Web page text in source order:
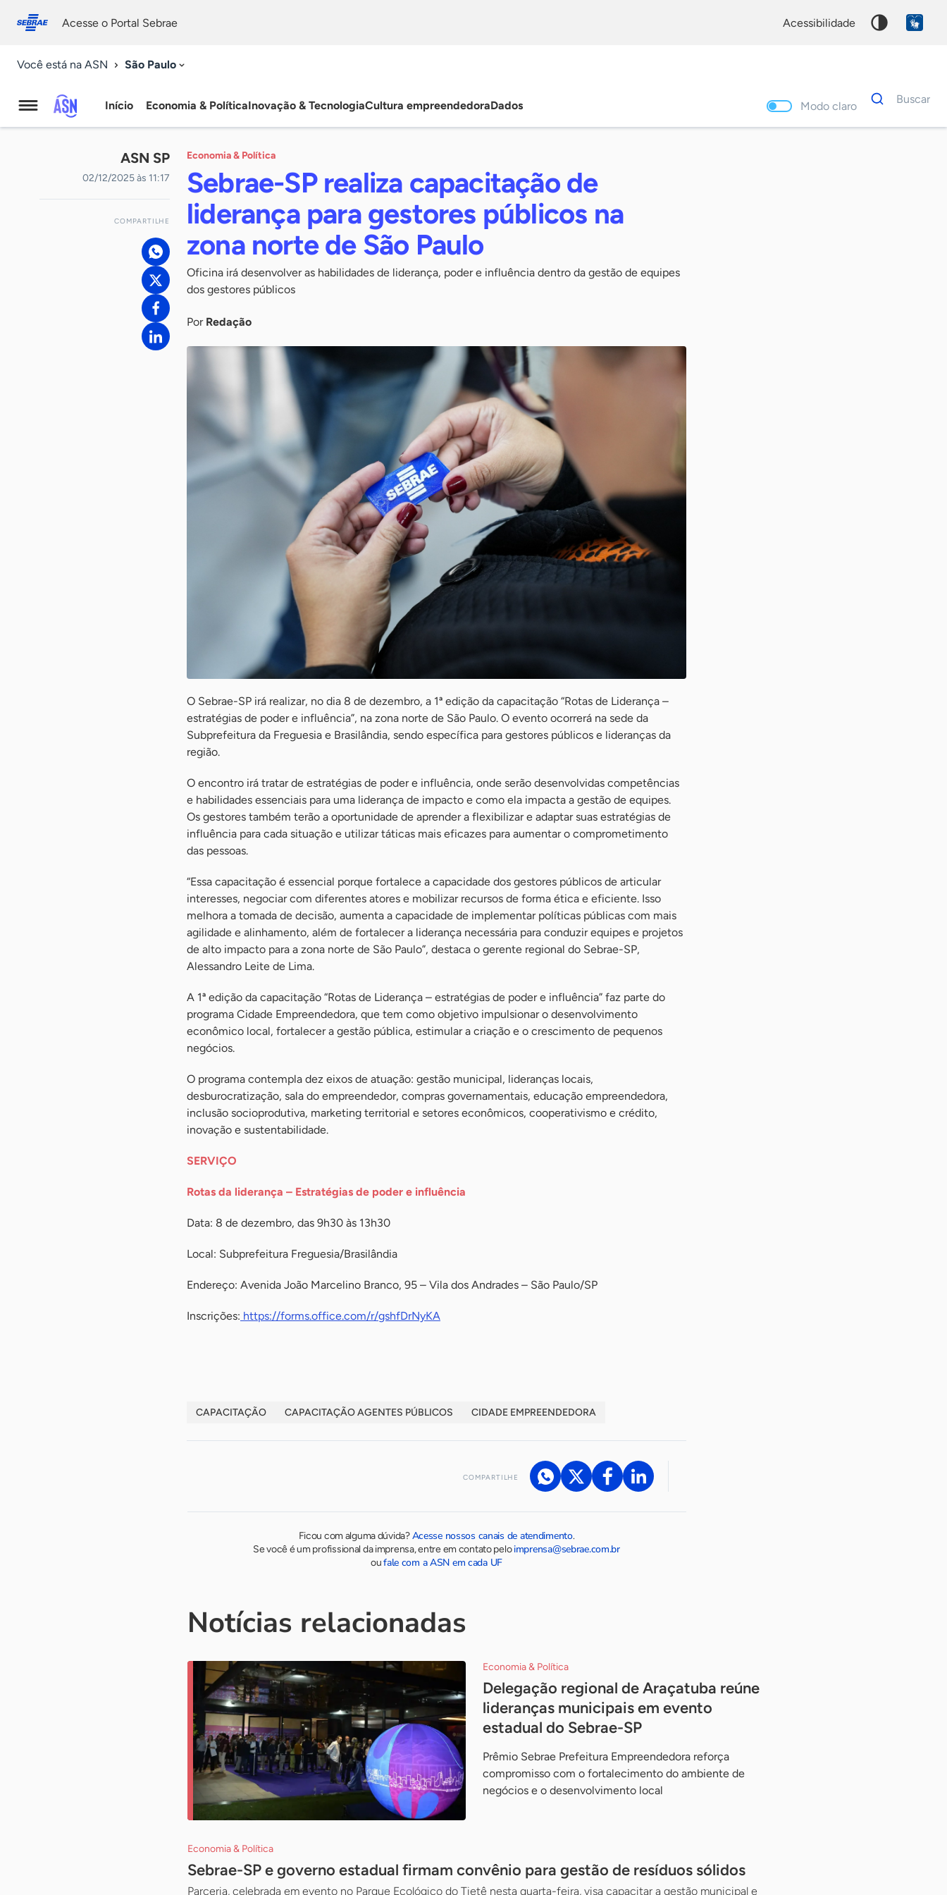
conosco
Acesse o Portal Sebrae acessibilidade
Você está na ASN São Paulo
Agência
Sebrae
Notícias
Início Economia & PolíticaInovação & TecnologiaCultura empreendedoraDados Modo claro
Dados
para
Buscar
ASN SP
02/12/2025 às 11:17
COMPARTILHE
Economia & Política
Sebrae-SP realiza capacitação de
liderança para gestores públicos na
zona norte de São Paulo
Oficina irá desenvolver as habilidades de liderança, poder e influência dentro da gestão de equipes
dos gestores públicos
Por Redação
O Sebrae-SP irá realizar, no dia 8 de dezembro, a 1ª edição da capacitação “Rotas de Liderança –
estratégias de poder e influência”, na zona norte de São Paulo. O evento ocorrerá na sede da
Subprefeitura da Freguesia e Brasilândia, sendo específica para gestores públicos e lideranças da
região.
O encontro irá tratar de estratégias de poder e influência, onde serão desenvolvidas competências
e habilidades essenciais para uma liderança de impacto e como ela impacta a gestão de equipes.
Os gestores também terão a oportunidade de aprender a flexibilizar e adaptar suas estratégias de
influência para cada situação e utilizar táticas mais eficazes para aumentar o comprometimento
das pessoas.
“Essa capacitação é essencial porque fortalece a capacidade dos gestores públicos de articular
interesses, negociar com diferentes atores e mobilizar recursos de forma ética e eficiente. Isso
melhora a tomada de decisão, aumenta a capacidade de implementar políticas públicas com mais
agilidade e alinhamento, além de fortalecer a liderança necessária para conduzir equipes e projetos
de alto impacto para a zona norte de São Paulo”, destaca o gerente regional do Sebrae-SP,
Alessandro Leite de Lima.
A 1ª edição da capacitação “Rotas de Liderança – estratégias de poder e influência” faz parte do
programa Cidade Empreendedora, que tem como objetivo impulsionar o desenvolvimento
econômico local, fortalecer a gestão pública, estimular a criação e o crescimento de pequenos
negócios.
O programa contempla dez eixos de atuação: gestão municipal, lideranças locais,
desburocratização, sala do empreendedor, compras governamentais, educação empreendedora,
inclusão socioprodutiva, marketing territorial e setores econômicos, cooperativismo e crédito,
inovação e sustentabilidade.
SERVIÇO
Rotas da liderança – Estratégias de poder e influência
Data: 8 de dezembro, das 9h30 às 13h30
Local: Subprefeitura Freguesia/Brasilândia
Endereço: Avenida João Marcelino Branco, 95 – Vila dos Andrades – São Paulo/SP
Inscrições: https://forms.office.com/r/gshfDrNyKA
CAPACITAÇÃO CAPACITAÇÃO AGENTES PÚBLICOS CIDADE EMPREENDEDORA
COMPARTILHE
Ficou com alguma dúvida?Acesse nossos canais de atendimento.
Se você é um profissional da imprensa, entre em contato peloimprensa@sebrae.com.br
oufale com a ASN em cada UF
Notícias relacionadas
Economia & Política
Delegação regional de Araçatuba reúne
lideranças municipais em evento
estadual do Sebrae-SP
Prêmio Sebrae Prefeitura Empreendedora reforça
compromisso com o fortalecimento do ambiente de
negócios e o desenvolvimento local
Economia & Política
Sebrae-SP e governo estadual firmam convênio para gestão de resíduos sólidos
Parceria, celebrada em evento no Parque Ecológico do Tietê nesta quarta-feira, visa capacitar a gestão municipal e